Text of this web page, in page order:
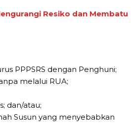
Resiko dan Membatu
PPPSRS dengan Penghuni;
melalui RUA;
dan/atau;
Susun yang menyebabkan